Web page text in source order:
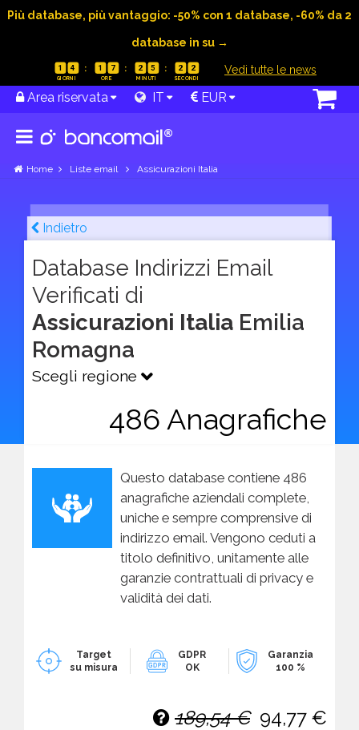
Più database, più vantaggio: -50% con 1 database, -60% da 2
database in su →
1 4 1 7 2 5 2 1 Vedi tutte le news
Area riservata IT EUR
Home Liste email Assicurazioni Italia
Indietro
Database Indirizzi Email
Verificati di
Assicurazioni Italia Emilia
Romagna
Scegli regione
486 Anagrafiche
Questo database contiene 486
anagrafiche aziendali complete,
uniche e sempre comprensive di
indirizzo email. Vengono ceduti a
titolo definitivo, unitamente alle
garanzie contrattuali di privacy e
validità dei dati.
Target
su misura
GDPR
OK
Garanzia
100 %
189,54 € 94,77 €